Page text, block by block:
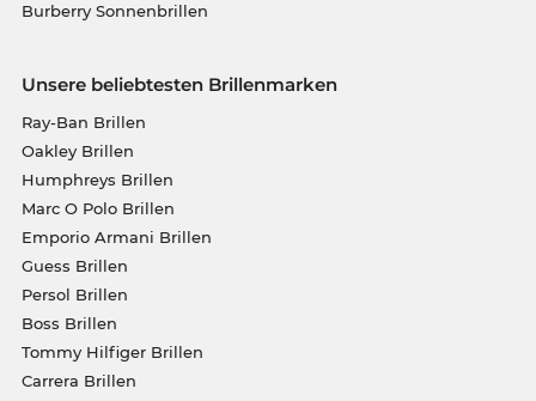
Burberry Sonnenbrillen
Unsere beliebtesten Brillenmarken
Ray-Ban Brillen
Oakley Brillen
Humphreys Brillen
Marc O Polo Brillen
Emporio Armani Brillen
Guess Brillen
Persol Brillen
Boss Brillen
Tommy Hilfiger Brillen
Carrera Brillen